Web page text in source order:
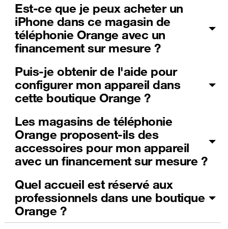
Est-ce que je peux acheter un
iPhone dans ce magasin de
téléphonie Orange avec un
financement sur mesure ?
Puis-je obtenir de l'aide pour
configurer mon appareil dans
cette boutique Orange ?
Les magasins de téléphonie
Orange proposent-ils des
accessoires pour mon appareil
avec un financement sur mesure ?
Quel accueil est réservé aux
professionnels dans une boutique
Orange ?